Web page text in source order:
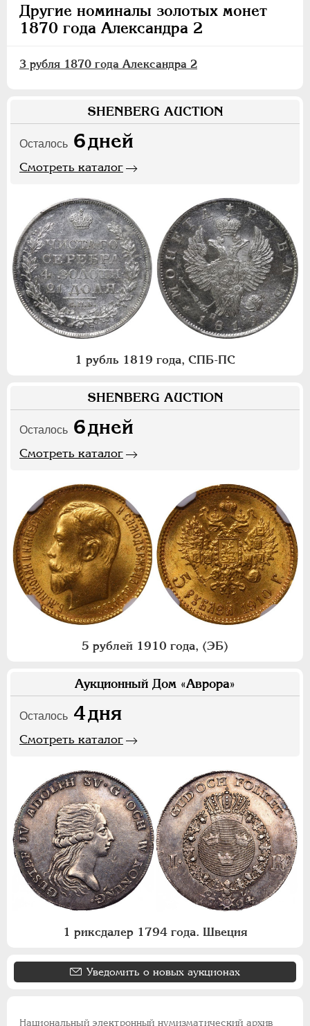
Другие номиналы золотых монет
1870 года Александра 2
3 рубля 1870 года Александра 2
SHENBERG AUCTION
Осталось 6дней
Смотреть каталог
1 рубль 1819 года, СПБ-ПС
SHENBERG AUCTION
Осталось 6дней
Смотреть каталог
5 рублей 1910 года, (ЭБ)
Аукционный Дом «Аврора»
Осталось 4дня
Смотреть каталог
1 риксдалер 1794 года. Швеция
Уведомить о новых аукционах
Национальный электронный нумизматический архив